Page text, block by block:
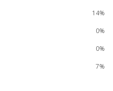
14%
0%
0%
7%